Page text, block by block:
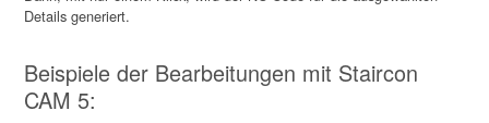
Details generiert.
Beispiele der Bearbeitungen mit Staircon
CAM 5: